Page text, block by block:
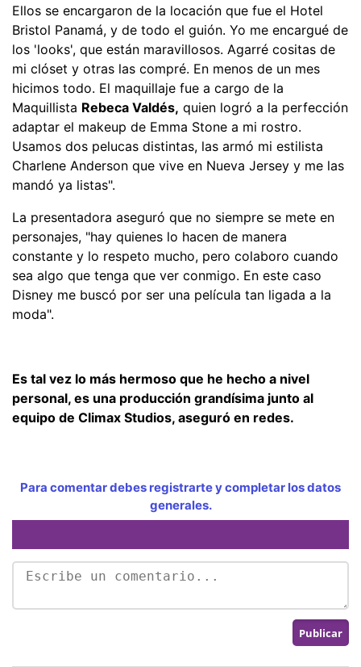
Ellos se encargaron de la locación que fue el Hotel
Bristol Panamá, y de todo el guión. Yo me encargué de
los 'looks', que están maravillosos. Agarré cositas de
mi clóset y otras las compré. En menos de un mes
hicimos todo. El maquillaje fue a cargo de la
Maquillista Rebeca Valdés, quien logró a la perfección
adaptar el makeup de Emma Stone a mi rostro.
Usamos dos pelucas distintas, las armó mi estilista
Charlene Anderson que vive en Nueva Jersey y me las
mandó ya listas".
La presentadora aseguró que no siempre se mete en
personajes, "hay quienes lo hacen de manera
constante y lo respeto mucho, pero colaboro cuando
sea algo que tenga que ver conmigo. En este caso
Disney me buscó por ser una película tan ligada a la
moda".
Es tal vez lo más hermoso que he hecho a nivel
personal, es una producción grandísima junto al
equipo de Climax Studios, aseguró en redes.
Para comentar debes registrarte y completar los datos
generales.